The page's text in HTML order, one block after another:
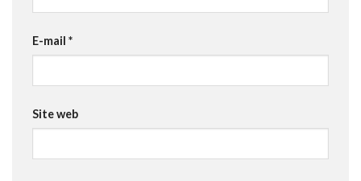
E-mail *
Site web